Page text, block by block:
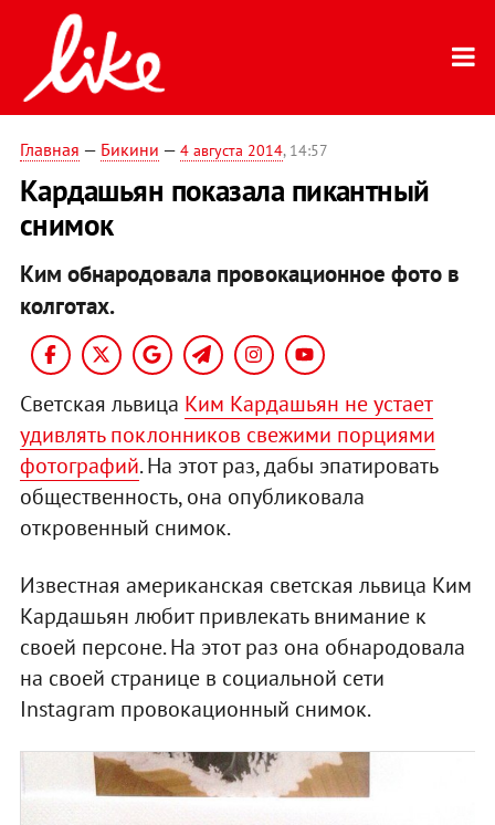
Главная — Бикини — 4 августа 2014, 14:57
Кардашьян показала пикантный
снимок
Ким обнародовала провокационное фото в
колготах.
Светская львица Ким Кардашьян не устает
удивлять поклонников свежими порциями
фотографий. На этот раз, дабы эпатировать
общественность, она опубликовала
откровенный снимок.
Известная американская светская львица Ким
Кардашьян любит привлекать внимание к
своей персоне. На этот раз она обнародовала
на своей странице в социальной сети
Instagram провокационный снимок.